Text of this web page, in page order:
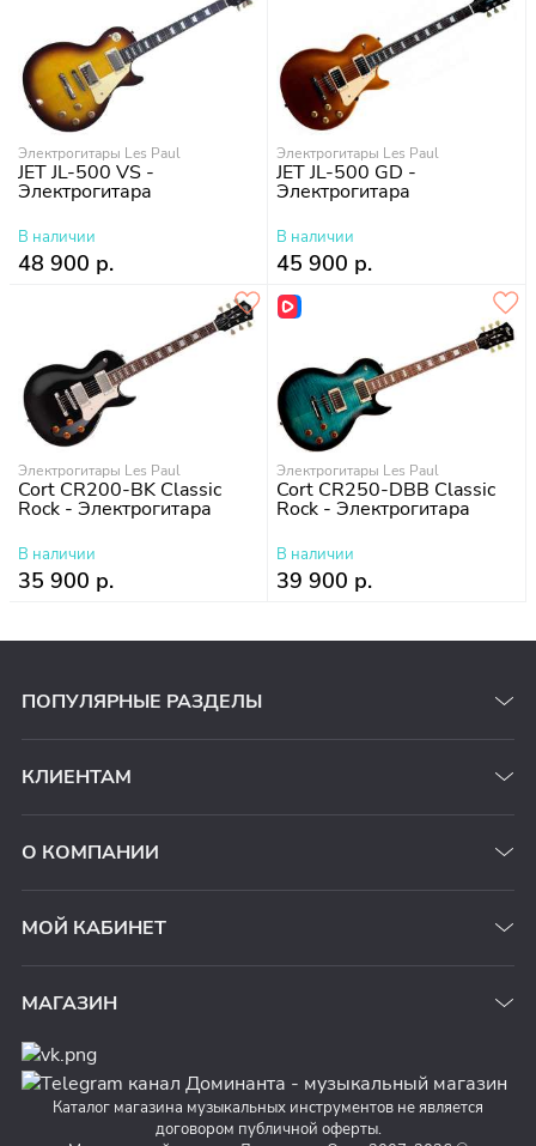
Электрогитары Les Paul
JET JL-500 VS -
Электрогитара
В наличии
48 900 р.
Электрогитары Les Paul
JET JL-500 GD -
Электрогитара
В наличии
45 900 р.
Электрогитары Les Paul
Cort CR200-BK Classic
Rock - Электрогитара
В наличии
35 900 р.
Электрогитары Les Paul
Cort CR250-DBB Classic
Rock - Электрогитара
В наличии
39 900 р.
ПОПУЛЯРНЫЕ РАЗДЕЛЫ
КЛИЕНТАМ
О КОМПАНИИ
МОЙ КАБИНЕТ
МАГАЗИН
Каталог магазина музыкальных инструментов не является
договором публичной оферты.